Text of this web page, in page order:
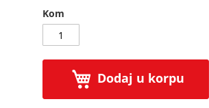
Kom
Dodaj u korpu